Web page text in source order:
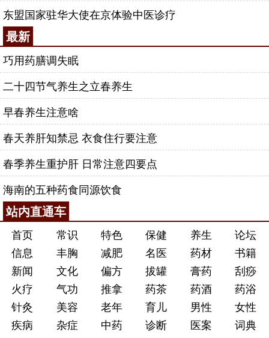
东盟国家驻华大使在京体验中医诊疗
最新
巧用药膳调失眠
二十四节气养生之立春养生
早春养生注意啥
春天养肝知禁忌 衣食住行要注意
春季养生重护肝 日常注意四要点
海南的五种药食同源饮食
站内直通车
首页 常识 特色 保健 养生
论坛
信息
丰胸 减肥 名医 药材
书籍
新闻
文化 偏方 拔罐 膏药
刮痧
火疗
气功 推拿 药茶 药酒
药浴
针灸
美容 老年 育儿 男性
女性
疾病
杂症 中药 诊断 医案
词典